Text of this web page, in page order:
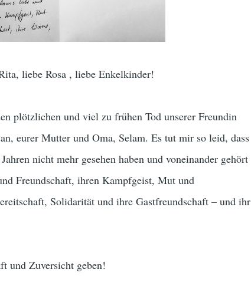
liebe Rosa , liebe Enkelkinder!
plötzlichen und viel zu frühen Tod unserer Freundin
eurer Mutter und Oma, Selam. Es tut mir so leid, dass
nicht mehr gesehen haben und voneinander gehört
Freundschaft, ihren Kampfgeist, Mut und
Solidarität und ihre Gastfreundschaft – und ihr
und Zuversicht geben!